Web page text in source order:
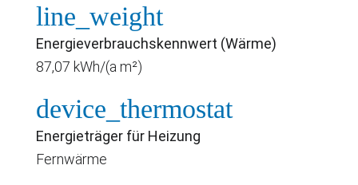
line_weight
Energieverbrauchskennwert (Wärme)
87,07 kWh/(a m²)
device_thermostat
Energieträger für Heizung
Fernwärme